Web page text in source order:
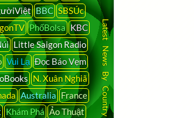
BBC SBSÚc
PhốBolsa KBC
Little Saigon Radio
Vui Lạ Đọc Báo Vẹm
N. Xuân Nghiã
Australia France
Khám Phá Ảo Thuật Latest News By Country